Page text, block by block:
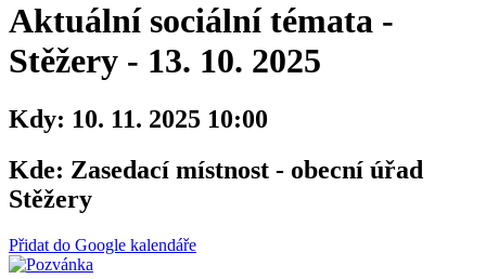
Aktuální sociální témata -
Stěžery - 13. 10. 2025
Kdy: 10. 11. 2025 10:00
Kde: Zasedací místnost - obecní úřad
Stěžery
Přidat do Google kalendáře